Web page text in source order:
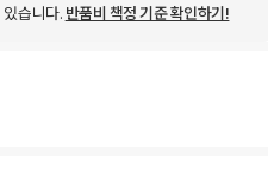
습니다. 반품비 책정 기준 확인하기!